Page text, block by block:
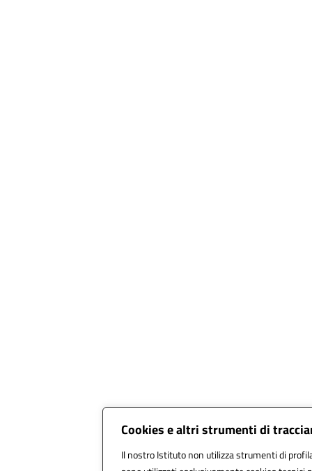
Cookies e altri strumenti di
Il nostro Istituto non utilizza strumenti di